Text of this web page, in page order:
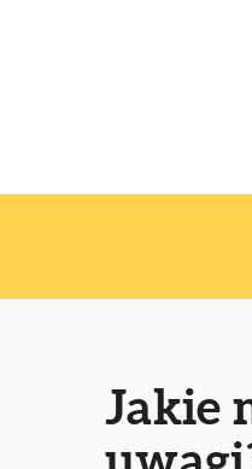
Jakie